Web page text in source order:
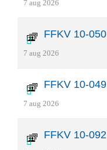
7 aug 2026
FFKV 10-050
7 aug 2026
FFKV 10-049
7 aug 2026
FFKV 10-092